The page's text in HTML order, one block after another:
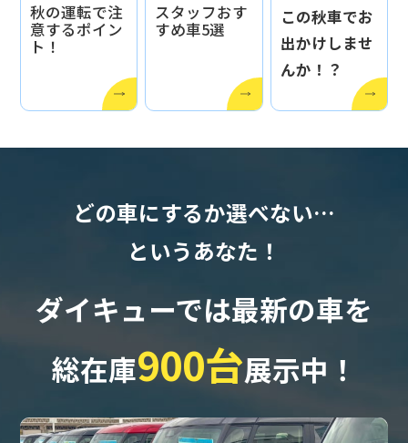
秋の運転で注
意するポイン
ト！
スタッフおす
すめ車5選
この秋車でお
出かけしませ
んか！？
どの車にするか選べない…
というあなた！
ダイキューでは最新の車を
総在庫900台展示中！